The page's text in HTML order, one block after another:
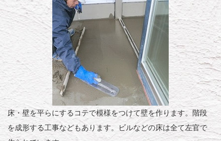
床・壁を平らにするコテで模様をつけて壁を作ります。階段
を成形する工事などもあります。ビルなどの床は全て左官で